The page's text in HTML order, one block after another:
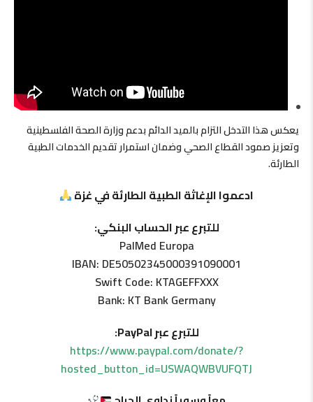
يعكس هذا التدخل التزام بالميد الدائم بدعم وزارة الصحة الفلسطينية
وتعزيز صمود القطاع الصحي وضمان استمرار تقديم الخدمات الطبية
الطارئة.
ادعموا الإغاثة الطبية الطارئة في غزة
للتبرع عبر الحساب البنكي:
PalMed Europa
IBAN: DE50502345000391090001
Swift Code: KTAGEFFXXX
Bank: KT Bank Germany
للتبرع عبر PayPal:
https://www.paypal.com/donate/?
hosted_button_id=USWAQWBVUFQTJ